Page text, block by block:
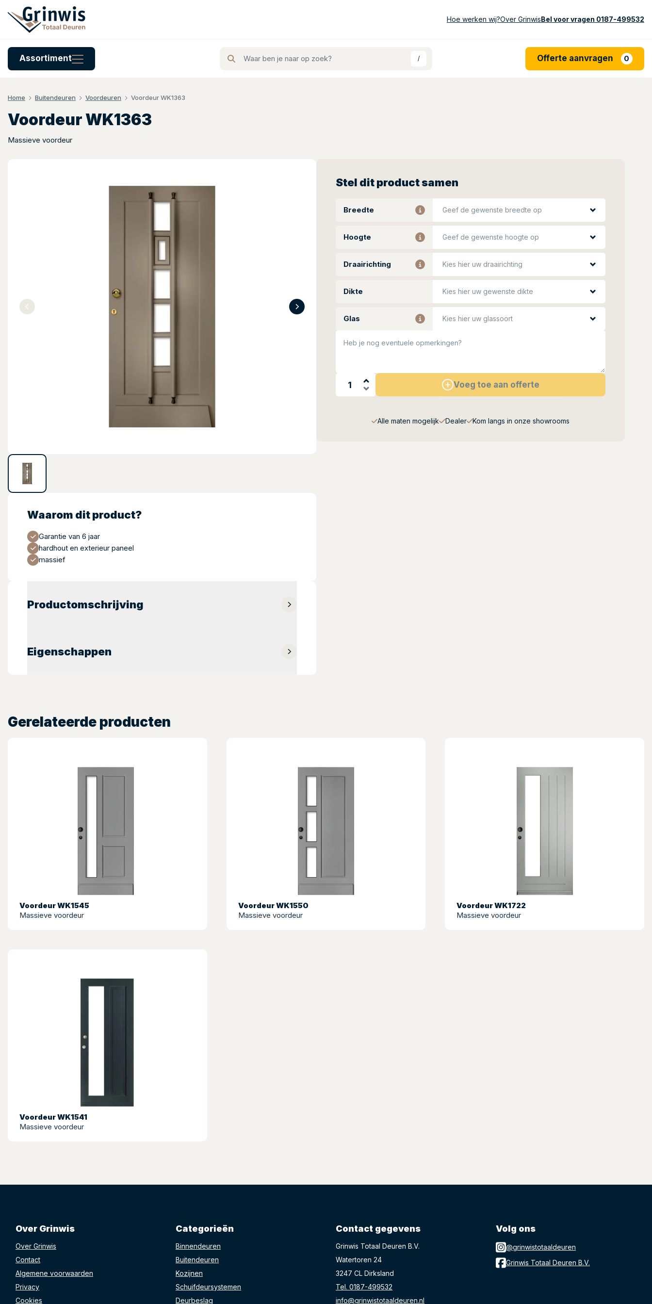
Hoe werken wij?Over GrinwisBel voor vragen 0187-499532
Assortiment / Offerte aanvragen 0
Home Buitendeuren Voordeuren Voordeur WK1363
Voordeur WK1363
Massieve voordeur
Waarom dit product?
Garantie van 6 jaar
hardhout en exterieur paneel
massief
Productomschrijving
Eigenschappen
Stel dit product samen
Breedte Geef de gewenste breedte op
Hoogte Geef de gewenste hoogte op
Draairichting Kies hier uw draairichting
Dikte Kies hier uw gewenste dikte
Glas Kies hier uw glassoort
Heb je nog eventuele opmerkingen?
Voeg toe aan offerte
Alle maten mogelijk Dealer Kom langs in onze showrooms
Gerelateerde producten
Voordeur WK1545
Massieve voordeur
Voordeur WK1550
Massieve voordeur
Voordeur WK1722
Massieve voordeur
Voordeur WK1541
Massieve voordeur
Over Grinwis
Over Grinwis
Contact
Algemene voorwaarden
Privacy
Cookies
Categorieën
Binnendeuren
Buitendeuren
Kozijnen
Schuifdeursystemen
Deurbeslag
Contact gegevens
Grinwis Totaal Deuren B.V.
Watertoren 24
3247 CL Dirksland
Tel. 0187-499532
info@grinwistotaaldeuren.nl
Volg ons
@grinwistotaaldeuren
Grinwis Totaal Deuren B.V.